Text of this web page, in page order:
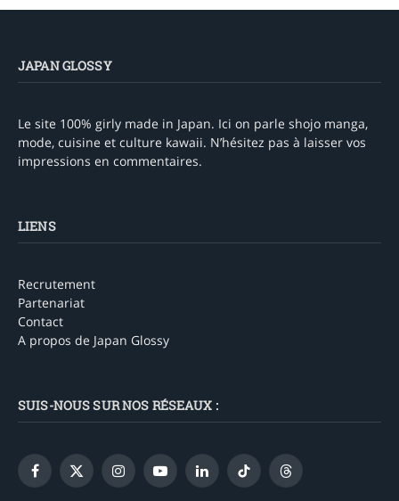
JAPAN GLOSSY
Le site 100% girly made in Japan. Ici on parle shojo manga,
mode, cuisine et culture kawaii. N’hésitez pas à laisser vos
impressions en commentaires.
LIENS
Recrutement
Partenariat
Contact
A propos de Japan Glossy
SUIS-NOUS SUR NOS RÉSEAUX :
Facebook
X
InstagramYouTubeLinkedInTikTok Threads